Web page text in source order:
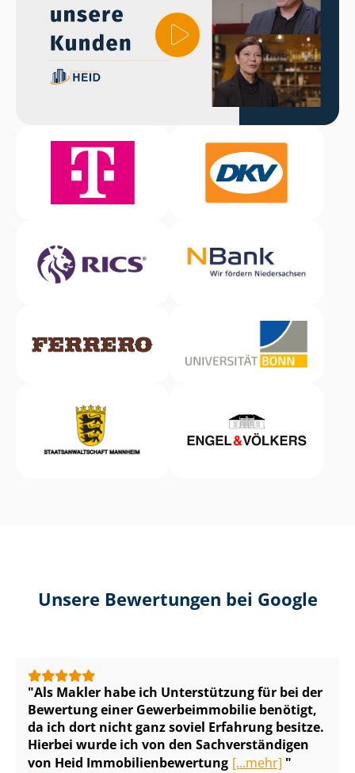
Unsere Bewertungen bei Google
Als Makler habe ich Unterstützung für bei der
Bewertung einer Ge­wer­be­im­mo­bi­lie benötigt,
da ich dort nicht ganz soviel Erfahrung besitze.
Hierbei wurde ich von den Sach­ver­stän­di­gen
von Heid Im­mo­bi­li­en­be­wer­tung [...mehr]